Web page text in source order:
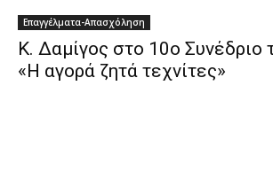
Επαγγέλματα-Απασχόληση
Κ. Δαμίγος στο 10ο Συνέδριο
«Η αγορά ζητά τεχνίτες»